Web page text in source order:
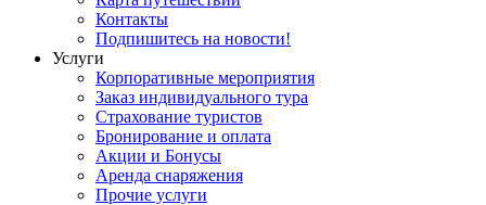
Контакты
Подпишитесь на новости!
Услуги
Корпоративные мероприятия
Заказ индивидуального тура
Страхование туристов
Бронирование и оплата
Акции и Бонусы
Аренда снаряжения
Прочие услуги